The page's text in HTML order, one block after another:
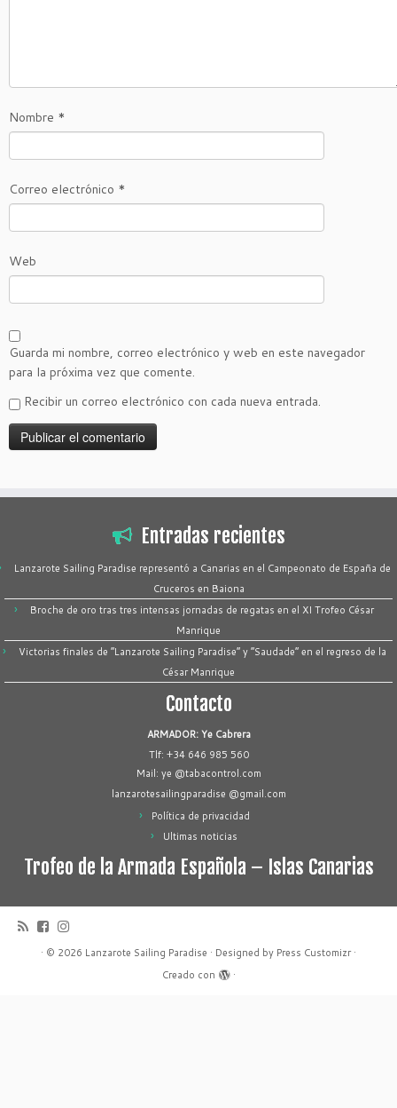
Nombre *
Correo electrónico *
Web
Guarda mi nombre, correo electrónico y web en este navegador
para la próxima vez que comente.
Recibir un correo electrónico con cada nueva entrada.
Entradas recientes
Lanzarote Sailing Paradise representó a Canarias en el Campeonato de España de
Cruceros en Baiona
Broche de oro tras tres intensas jornadas de regatas en el XI Trofeo César
Manrique
Victorias finales de “Lanzarote Sailing Paradise” y “Saudade” en el regreso de la
César Manrique
Contacto
ARMADOR: Ye Cabrera
Tlf: +34 646 985 560
Mail: ye @tabacontrol.com
lanzarotesailingparadise @gmail.com
Política de privacidad
Ultimas noticias
Trofeo de la Armada Española – Islas Canarias
· © 2026 Lanzarote Sailing Paradise · Designed by Press Customizr·
Creado con
·